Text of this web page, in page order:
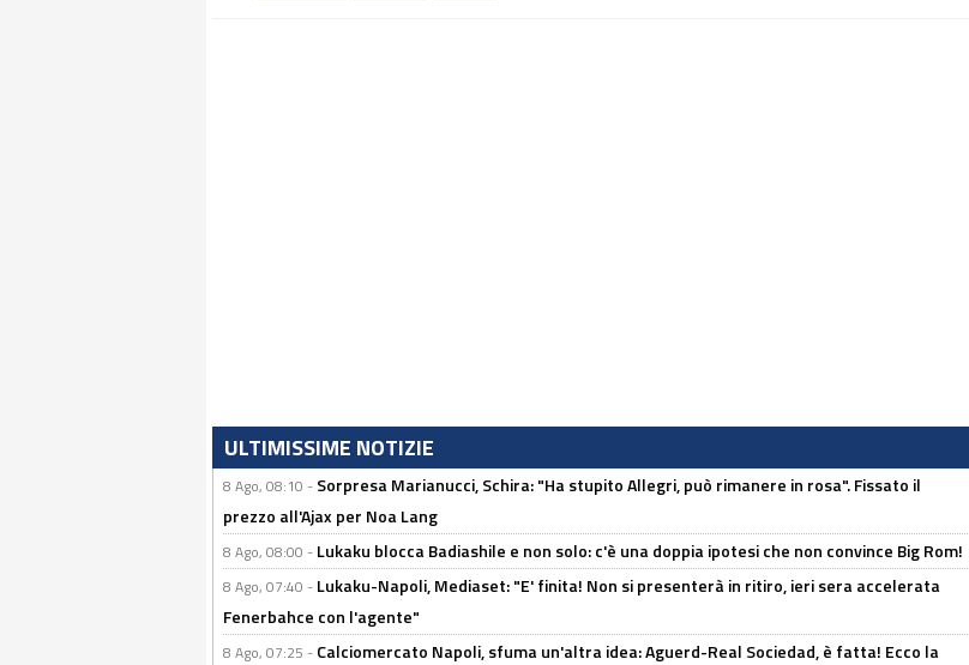
ULTIMISSIME NOTIZIE
8 Ago, 08:10 - Sorpresa Marianucci, Schira: "Ha stupito Allegri, può rimanere in rosa". Fissato il
prezzo all'Ajax per Noa Lang
8 Ago, 08:00 - Lukaku blocca Badiashile e non solo: c'è una doppia ipotesi che non convince Big Rom!
8 Ago, 07:40 - Lukaku-Napoli, Mediaset: "E' finita! Non si presenterà in ritiro, ieri sera accelerata
Fenerbahce con l'agente"
8 Ago, 07:25 - Calciomercato Napoli, sfuma un'altra idea: Aguerd-Real Sociedad, è fatta! Ecco la